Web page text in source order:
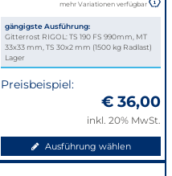
mehr Variationen verfügbar
gängigste Ausführung:
Gitterrost RIGOL: TS 190 FS 990mm, MT
33x33 mm, TS 30x2 mm (1500 kg Radlast)
Lager
Preisbeispiel:
€ 36,00
inkl. 20% MwSt.
Ausführung wählen